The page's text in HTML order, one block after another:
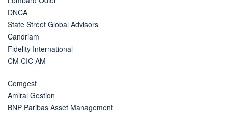
DNCA
State Street Global Advisors
Candriam
Fidelity International
CM CIC AM
Comgest
Amiral Gestion
BNP Paribas Asset Management